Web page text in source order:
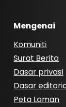
Mengenai
Komuniti
Surat Berita
Dasar privasi
Dasar
Peta Laman